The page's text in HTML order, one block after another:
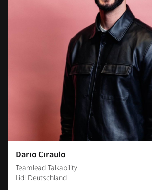
Dario Ciraulo
Teamlead Talkability
Lidl Deutschland